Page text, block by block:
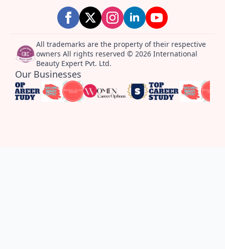
All trademarks are the property of their respective
owners All rights reserved © 2026 International
Beauty Expert Pvt. Ltd.
Our Businesses